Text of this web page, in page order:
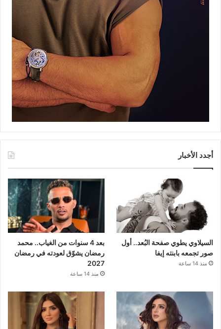
أجدد الأخبار
السيلاوي يطوي صفحة البُعد.. أول
صور تجمعه بابنته إيفا
منذ 14 ساعة
بعد 4 سنوات من الغياب.. محمد
رمضان يشوّق لعودته في رمضان
2027
منذ 14 ساعة